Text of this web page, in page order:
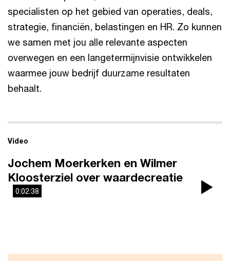
specialisten op het gebied van operaties, deals,
strategie, financiën, belastingen en HR. Zo kunnen
we samen met jou alle relevante aspecten
overwegen en een langetermijnvisie ontwikkelen
waarmee jouw bedrijf duurzame resultaten
behaalt.
0:02:38
Video
Jochem Moerkerken en Wilmer
Kloosterziel over waardecreatie